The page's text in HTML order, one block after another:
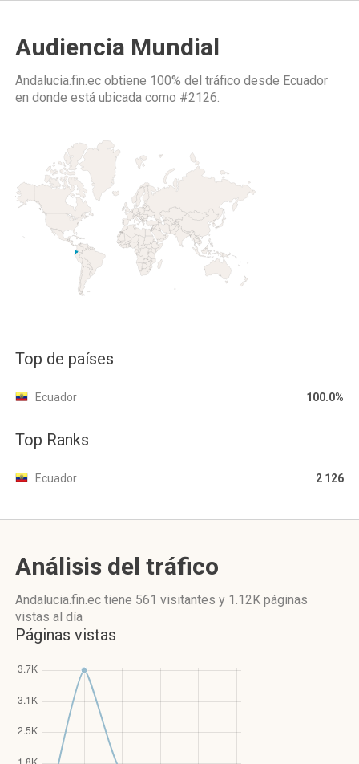
Audiencia Mundial
Andalucia.fin.ec obtiene 100% del tráfico desde Ecuador
en donde está ubicada como #2126.
Top de países
Ecuador 100.0%
Top Ranks
Ecuador 2 126
Análisis del tráfico
Andalucia.fin.ec tiene 561 visitantes y 1.12K páginas
vistas al día
Páginas vistas